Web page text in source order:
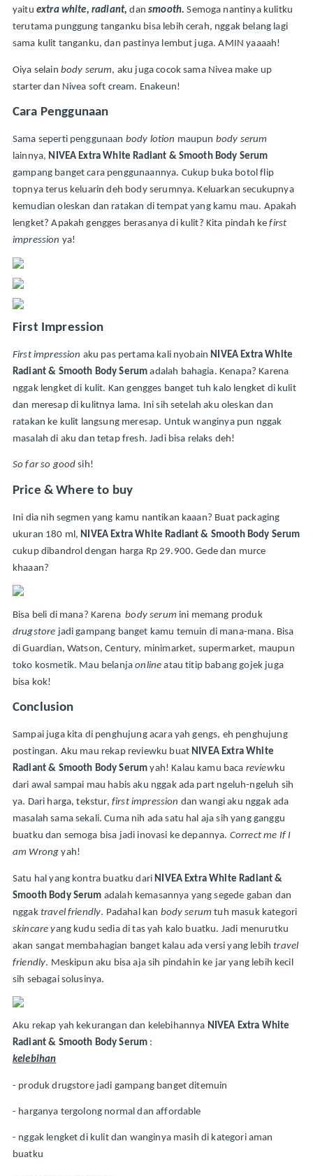
yaitu extra white, radiant, dan smooth. Semoga nantinya kulitku
terutama punggung tanganku bisa lebih cerah, nggak belang lagi
sama kulit tanganku, dan pastinya lembut juga. AMIN yaaaah!
Oiya selain body serum, aku juga cocok sama Nivea make up
starter dan Nivea soft cream. Enakeun!
Cara Penggunaan
Sama seperti penggunaan body lotion maupun
lainnya, NIVEA Extra White Radiant & Smooth Body Serum
gampang banget cara penggunaannya. Cukup buka botol flip
topnya terus keluarin deh body serumnya. Keluarkan secukupnya
kemudian oleskan dan ratakan di tempat yang kamu mau. Apakah
lengket? Apakah gengges berasanya di kulit? Kita pindah ke first
impression ya!
First Impression
First impression aku pas pertama kali nyobain NIVEA Extra White
Radiant & Smooth Body Serum adalah bahagia. Kenapa? Karena
nggak lengket di kulit. Kan gengges banget tuh kalo lengket di kulit
dan meresap di kulitnya lama. Ini sih setelah aku oleskan dan
ratakan ke kulit langsung meresap. Untuk wanginya pun nggak
masalah di aku dan tetap fresh. Jadi bisa relaks deh!
So far so good sih!
Price & Where to buy
Ini dia nih segmen yang kamu nantikan kaaan? Buat packaging
ukuran 180 ml,
cukup dibandrol dengan harga Rp 29.900. Gede dan murce
khaaan?
Bisa beli di mana? Karena body serum
ini memang produk
drugstore jadi gampang banget kamu temuin di mana-mana. Bisa
di Guardian, Watson, Century, minimarket, supermarket, maupun
toko kosmetik. Mau belanja online atau titip babang gojek juga
bisa kok!
Conclusion
Sampai juga kita di penghujung acara yah gengs, eh penghujung
postingan. Aku mau rekap reviewku buat NIVEA Extra White
Radiant & Smooth Body Serum yah! Kalau kamu baca reviewku
dari awal sampai mau habis aku nggak ada part ngeluh-ngeluh sih
ya. Dari harga, tekstur, first impression dan wangi aku nggak ada
masalah sama sekali. Cuma nih ada satu hal aja sih yang ganggu
buatku dan semoga bisa jadi inovasi ke depannya. Correct me If I
am Wrong yah!
Satu hal yang kontra buatku dari NIVEA Extra White Radiant &
Smooth Body Serum adalah kemasannya yang segede gaban dan
nggak travel friendly. Padahal kan body serum
skincare yang kudu sedia di tas yah kalo buatku. Jadi menurutku
akan sangat membahagian banget kalau ada versi yang lebih travel
friendly. Meskipun aku bisa aja sih pindahin ke jar yang lebih kecil
sih sebagai solusinya.
Aku rekap yah kekurangan dan kelebihannya NIVEA Extra White
Radiant & Smooth Body Serum :
kelebihan
- produk drugstore jadi gampang banget ditemuin
- harganya tergolong normal dan affordable
- nggak lengket di kulit dan wanginya masih di kategori aman
buatku